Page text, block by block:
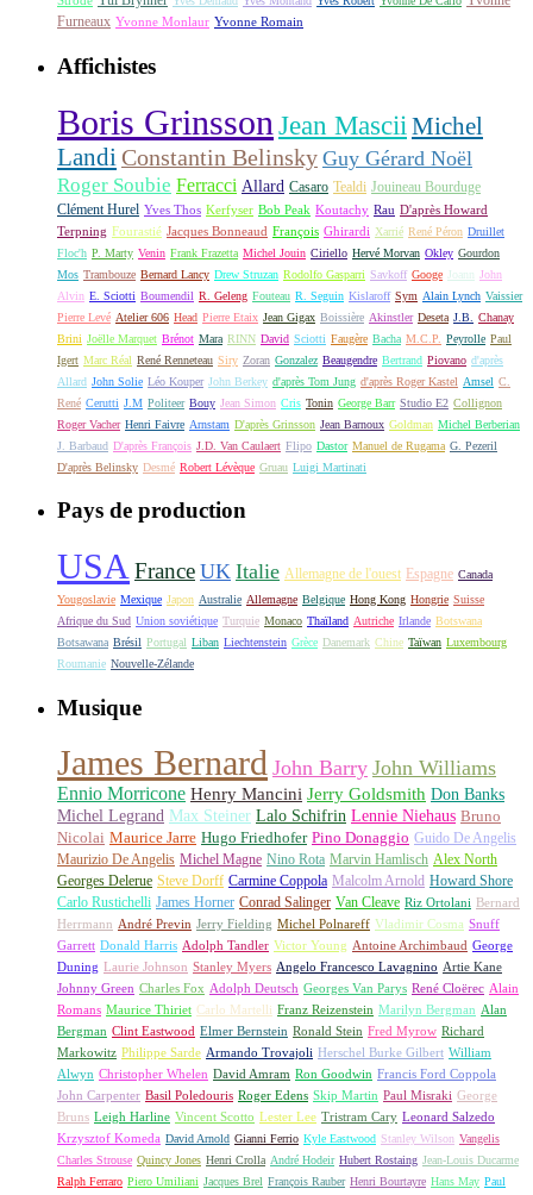
Furneaux Yvonne Monlaur Yvonne Romain
Affichistes
Boris Grinsson Jean Mascii Michel
Landi Constantin Belinsky Guy Gérard Noël
Roger Soubie Ferracci Allard Casaro Tealdi Jouineau Bourduge
Clément Hurel Yves Thos Kerfyser Bob Peak Koutachy Rau D'après Howard
Terpning Fourastié Jacques Bonneaud François Ghirardi Xarrié René Péron Druillet
Floc'h P. Marty Venin Frank Frazetta Michel Jouin Ciriello Hervé Morvan Okley Gourdon
Mos Trambouze Bernard Lancy Drew Struzan Rodolfo Gasparri Savkoff Googe Joann John
Alvin E. Sciotti Boumendil R. Geleng Fouteau R. Seguin Kislaroff Sym Alain Lynch Vaissier
Pierre Levé Atelier 606 Head Pierre Etaix Jean Gigax Boissière Akinstler Deseta J.B.
Chanay
Brini Joëlle Marquet Brénot Mara RINN David Sciotti Faugère Bacha M.C.P. Peyrolle Paul
Igert Marc Réal René Renneteau Siry Zoran Gonzalez Beaugendre Bertrand Piovano d'après
Allard John Solie Léo Kouper John Berkey d'après Tom Jung d'après Roger Kastel Amsel C.
René Cerutti J.M Politeer Bouy Jean Simon Cris Tonin George Barr Studio E2 Collignon
Roger Vacher Henri Faivre Arnstam D'après Grinsson Jean Barnoux Goldman Michel Berberian
J. Barbaud D'après François J.D. Van Caulaert Flipo Dastor Manuel de Rugama G. Pezeril
D'après Belinsky Desmé Robert Lévèque Gruau Luigi Martinati
Pays de production
USA France UK Italie Allemagne de l'ouest Espagne Canada
Yougoslavie Mexique Japon Australie Allemagne Belgique Hong Kong Hongrie Suisse
Afrique du Sud Union soviétique Turquie Monaco Thaïland Autriche Irlande Botswana
Botsawana Brésil Portugal Liban Liechtenstein Grèce Danemark Chine Taïwan Luxembourg
Roumanie Nouvelle-Zélande
Musique
James Bernard John Barry John Williams
Ennio Morricone Henry Mancini Jerry Goldsmith Don Banks
Michel Legrand Max Steiner Lalo Schifrin Lennie Niehaus Bruno
Nicolai Maurice Jarre Hugo Friedhofer Pino Donaggio Guido De Angelis
Maurizio De Angelis Michel Magne Nino Rota Marvin Hamlisch Alex North
Georges Delerue Steve Dorff Carmine Coppola Malcolm Arnold Howard Shore
Carlo Rustichelli James Horner Conrad Salinger Van Cleave Riz Ortolani Bernard
Herrmann André Previn Jerry Fielding Michel Polnareff Vladimir Cosma Snuff
Garrett Donald Harris Adolph Tandler Victor Young Antoine Archimbaud George
Duning Laurie Johnson Stanley Myers Angelo Francesco Lavagnino Artie Kane
Johnny Green Charles Fox Adolph Deutsch Georges Van Parys René Cloërec Alain
Romans Maurice Thiriet Carlo Martelli Franz Reizenstein Marilyn Bergman Alan
Bergman Clint Eastwood Elmer Bernstein Ronald Stein Fred Myrow Richard
Markowitz Philippe Sarde Armando Trovajoli Herschel Burke Gilbert William
Alwyn Christopher Whelen David Amram Ron Goodwin Francis Ford Coppola
John Carpenter Basil Poledouris Roger Edens Skip Martin Paul Misraki George
Bruns Leigh Harline Vincent Scotto Lester Lee Tristram Cary Leonard Salzedo
Krzysztof Komeda David Arnold Gianni Ferrio Kyle Eastwood Stanley Wilson Vangelis
Charles Strouse Quincy Jones Henri Crolla André Hodeir Hubert Rostaing Jean-Louis Ducarme
Ralph Ferraro Piero Umiliani Jacques Brel François Rauber Henri Bourtayre Hans May Paul